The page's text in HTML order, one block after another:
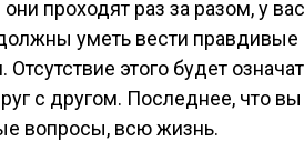
проходят раз за разом, у
уметь вести
этого будет
с другом. Последнее, что вы
вопросы, всю жизнь.